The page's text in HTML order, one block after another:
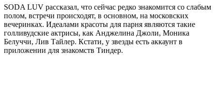
SODA LUV рассказал, что сейчас редко знакомится со слабым
полом, встречи происходят, в основном, на московских
вечеринках. Идеалами красоты для парня являются такие
голливудские актрисы, как Анджелина Джоли, Моника
Белуччи, Лив Тайлер. Кстати, у звезды есть аккаунт в
приложении для знакомств Тиндер.